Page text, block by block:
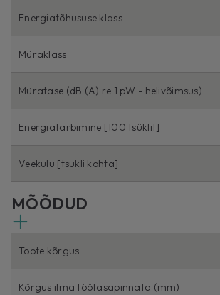
Energiatõhususe klass
Müraklass
Müratase (dB (A) re 1 pW - helivõimsus)
Energiatarbimine [100 tsüklit]
Veekulu [tsükli kohta]
MÕÕDUD
Toote kõrgus
Kõrgus ilma töötasapinnata (mm)